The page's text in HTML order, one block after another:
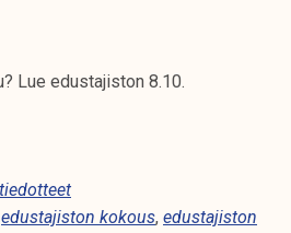
Lue edustajiston 8.10.
edustajiston kokous, edustajiston